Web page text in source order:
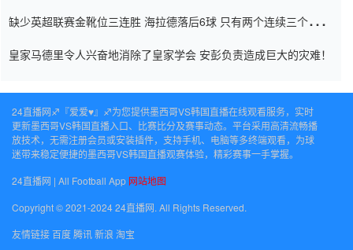
缺少英超联赛金靴位三连胜 海拉德落后6球 只有两个连续三个连续
皇家马德里令人兴奋地消除了皇家学会 安彭负责造成巨大的灾难！
24直播网♐️『爱爱♥』♐️为您提供墨西哥VS韩国直播在线观看服务，实时
更新墨西哥VS韩国直播入口、比赛比分及赛事动态。平台采用高清流畅播
放技术，无需注册会员或安装插件，支持手机、电脑等多终端观看，为球
迷带来稳定便捷的墨西哥VS韩国直播观赛体验，精彩赛事一手掌握。
24直播网 | All Football App 网站地图
Copyright © 2021-2024 24直播网. All Rights Reserved.
友情链接百度腾讯新浪 淘宝